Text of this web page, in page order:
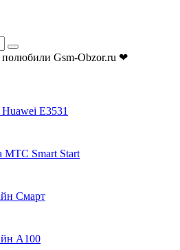
полюбили Gsm-Obzor.ru ❤
E3531
МТС Smart Start
Смарт
А100